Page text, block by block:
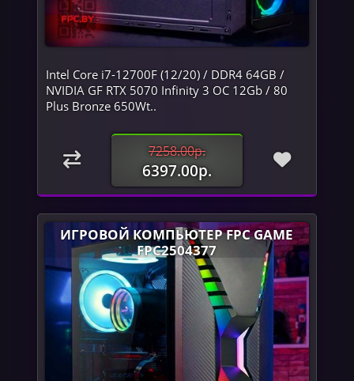
Intel Core i7-12700F (12/20) / DDR4 64GB /
NVIDIA GF RTX 5070 Infinity 3 OC 12Gb / 80
Plus Bronze 650Wt..
7258.00р.
6397.00р.
ИГРОВОЙ КОМПЬЮТЕР FPC GAME
FPC2504377